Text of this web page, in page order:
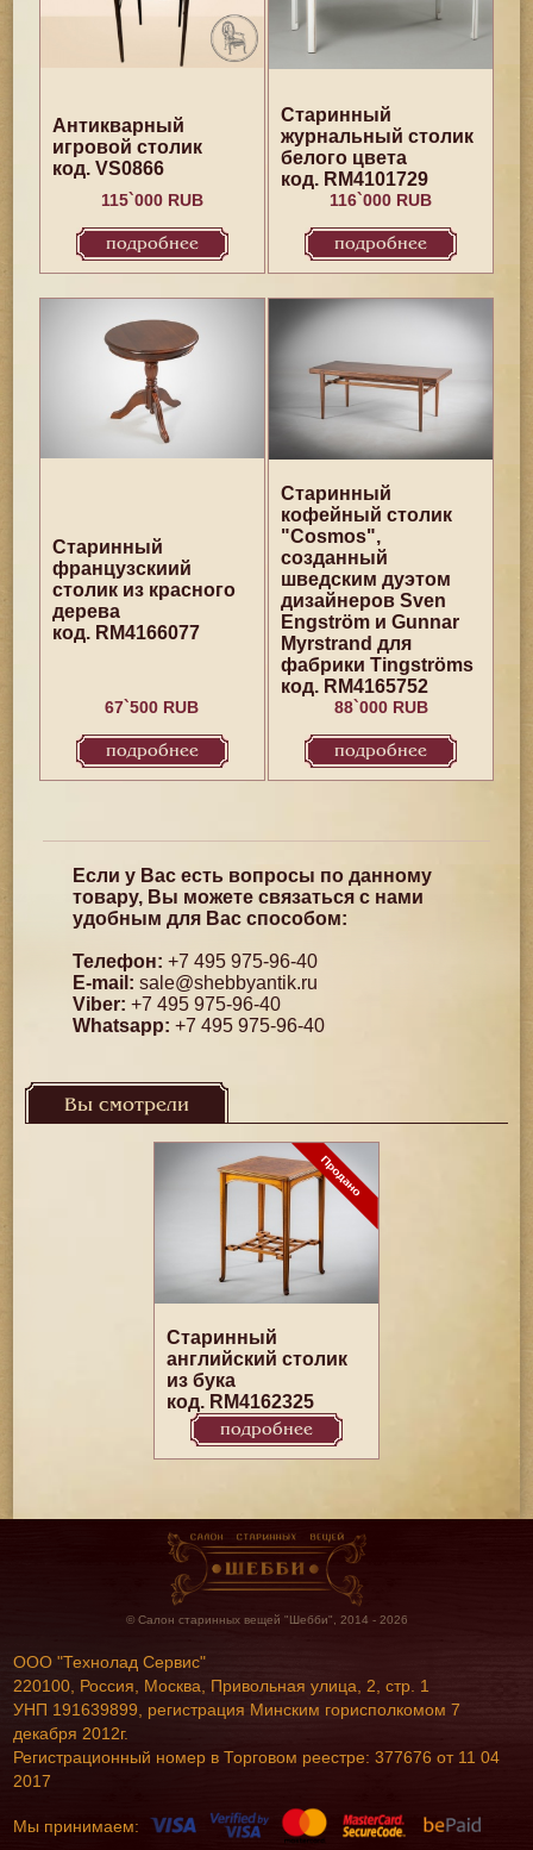
Антикварный
игровой столик
код. VS0866
115`000 RUB
подробнее
Старинный
журнальный столик
белого цвета
код. RM4101729
116`000 RUB
подробнее
Старинный
французскиий
столик из красного
дерева
код. RM4166077
67`500 RUB
подробнее
Старинный
кофейный столик
"Cosmos",
созданный
шведским дуэтом
дизайнеров Sven
Engström и Gunnar
Myrstrand для
фабрики Tingströms
код. RM4165752
88`000 RUB
подробнее
Если у Вас есть вопросы по данному
товару, Вы можете связаться с нами
удобным для Вас способом:
Телефон: +7 495 975-96-40
E-mail: sale@shebbyantik.ru
Viber: +7 495 975-96-40
Whatsapp: +7 495 975-96-40
Вы смотрели
Старинный
английский столик
из бука
код. RM4162325
подробнее
© Салон старинных вещей "Шебби", 2014 - 2026
ООО "Технолад Сервис"
220100, Россия, Москва, Привольная улица, 2, стр. 1
УНП 191639899, регистрация Минским горисполкомом 7
декабря 2012г.
Регистрационный номер в Торговом реестре: 377676 от 11 04
2017
Мы принимаем: